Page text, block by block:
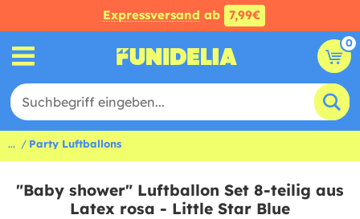
Expressversand ab 7,99€
0
... Party Luftballons
"Baby shower" Luftballon Set 8-teilig aus
Latex rosa - Little Star Blue